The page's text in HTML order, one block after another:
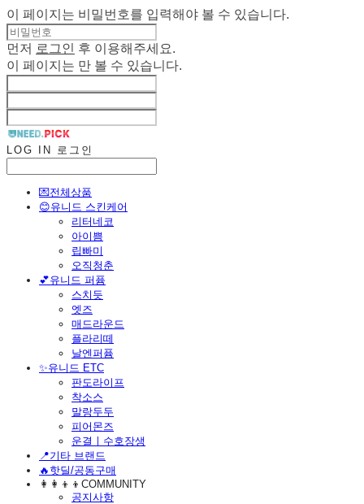
이 페이지는 비밀번호를 입력해야 볼 수 있습니다.
먼저 로그인
후 이용해주세요.
이 페이지는 만 볼 수 있습니다.
LOG IN 로그인
💌전체상품
😊유니드 스킨케어
리터네코
아이쁨
립빠미
오직청춘
💕유니드 퍼퓸
스치듯
엣즈
매드라운드
플라리떼
날엔퍼퓸
​✨유니드 ETC
판도라이프
착소스
말랑두두
피어몬즈
운결ㅣ수호장생
📍기타 브랜드
🔥핫딜/공동구매
👩‍👩‍👦‍👦COMMUNITY
공지사항